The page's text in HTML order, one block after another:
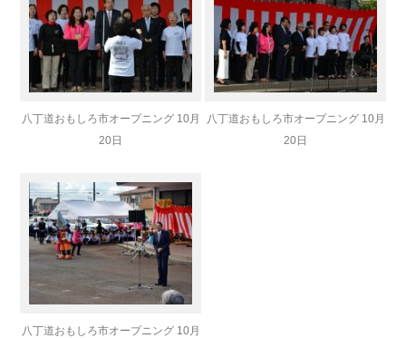
八丁道おもしろ市オープニング 10月
20日
八丁道おもしろ市オープニング 10月
20日
八丁道おもしろ市オープニング 10月